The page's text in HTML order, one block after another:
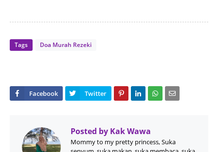
Tags Doa Murah Rezeki
Posted by Kak Wawa
Mommy to my pretty princess, Suka